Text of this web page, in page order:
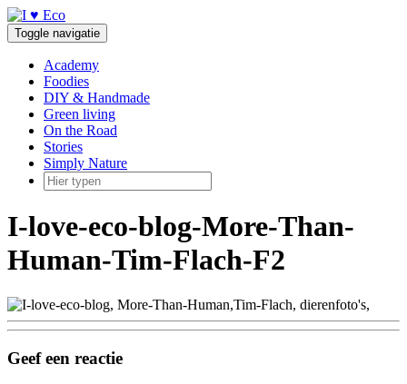
Doorgaan
naar
inhoud
Toggle navigatie
Academy
Foodies
DIY & Handmade
Green living
On the Road
Stories
Simply Nature
I-love-eco-blog-More-Than-
Human-Tim-Flach-F2
Geef een reactie